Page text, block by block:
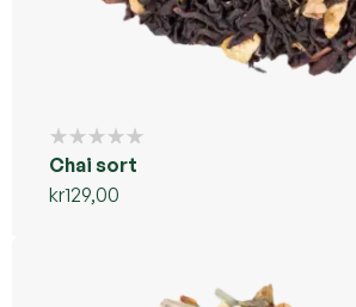
Chai sort
kr129,00